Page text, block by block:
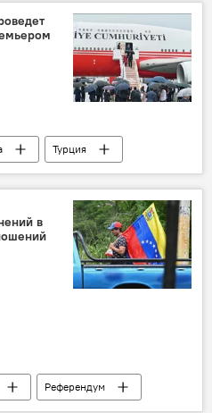
АДА
Турция
в
Референдум